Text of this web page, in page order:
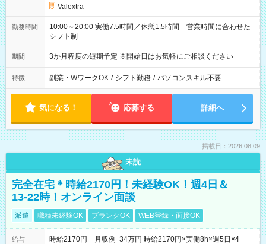
Valextra
勤務時間
10:00～20:00 実働7.5時間／休憩1.5時間 営業時間に合わせた
シフト制
期間 3か月程度の短期予定 ※開始日はお気軽にご相談ください
特徴 副業・WワークOK / シフト勤務 / パソコンスキル不要
気になる！ 応募する 詳細へ
掲載日：2026.08.09
未読
完全在宅＊時給2170円！未経験OK！週4日＆
13-22時！オンライン面談
派遣 職種未経験OK ブランクOK WEB登録・面接OK
給与
時給2170円 月収例 34万円 時給2170円×実働8h×週5日×4